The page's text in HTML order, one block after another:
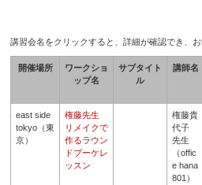
講習会名をクリックすると、詳細が確認でき、お
開催場所
ワークショ
ップ名
サブタイト
ル
講師名
east side
tokyo（東
京）
権藤先生
リメイクで
作るラウン
ドブーケレ
ッスン
権藤貴
代子
先生
（offic
e hana
801）